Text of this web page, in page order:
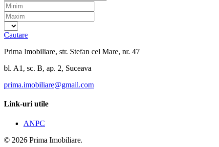
Cautare
Prima Imobiliare, str. Stefan cel Mare, nr. 47
bl. A1, sc. B, ap. 2, Suceava
prima.imobiliare@gmail.com
Link-uri utile
ANPC
© 2026 Prima Imobiliare.